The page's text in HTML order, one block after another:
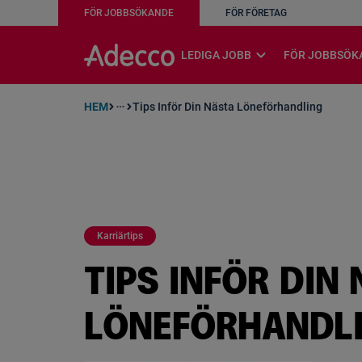
A rendering error occurred: w.replaceAll is not a function
FÖR JOBBSÖKANDE FÖR FÖRETAG
LEDIGA JOBB expand_more FÖR
HEM more_horiz Tips Inför Din Nästa Löneförhandling
Karriärtips
TIPS INFÖR DIN